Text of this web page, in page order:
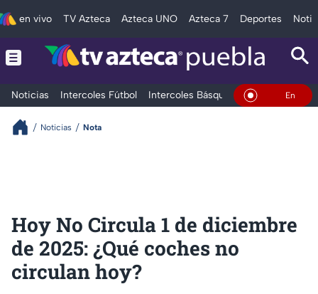
en vivo TV Azteca Azteca UNO Azteca 7 Deportes
Noticias Intercoles Fútbol Intercoles Básquetbol Deportes
En Vivo
Noticias Nota
Hoy No Circula 1 de diciembre
de 2025: ¿Qué coches no
circulan hoy?